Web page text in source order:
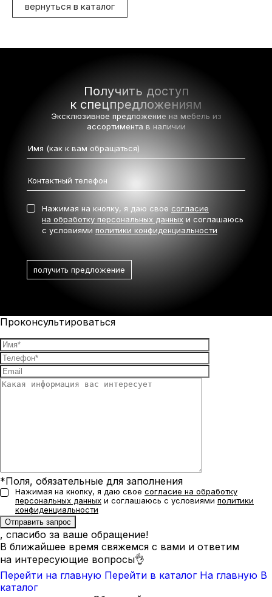
вернуться в каталог
Получить доступ
к спецпредложениям
Эксклюзивное предложение на мебель из
ассортимента в наличии
Нажимая на кнопку, я даю свое согласие
на обработку персональных данных и соглашаюсь
с условиями политики конфиденциальности
Проконсультироваться
*Поля, обязательные для заполнения
Нажимая на кнопку, я даю свое согласие на обработку
персональных данных и соглашаюсь с условиями политики
конфиденциальности
, спасибо за ваше обращение!
В ближайшее время свяжемся с вами и ответим
на интересующие вопросы👌
Перейти на главную Перейти в каталог На главную В
каталог